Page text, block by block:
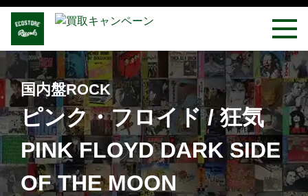
国内盤ROCK
ピンク・フロイド / 狂気
PINK FLOYD DARK SIDE
OF THE MOON